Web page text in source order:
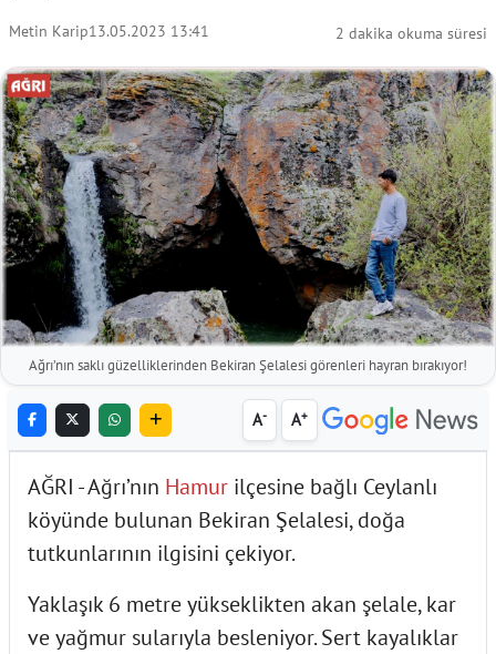
Metin Karip13.05.2023 13:41 2 dakika okuma süresi
Ağrı’nın saklı güzelliklerinden Bekiran Şelalesi görenleri hayran bırakıyor!
A- A+
AĞRI - Ağrı’nın Hamur ilçesine bağlı Ceylanlı
köyünde bulunan Bekiran Şelalesi, doğa
tutkunlarının ilgisini çekiyor.
Yaklaşık 6 metre yükseklikten akan şelale, kar
ve yağmur sularıyla besleniyor. Sert kayalıklar